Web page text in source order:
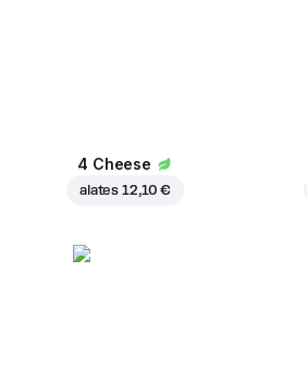
4 Cheese
alates 12,10 €